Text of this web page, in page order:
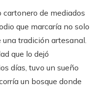
cartonero de mediados
que marcaría no solo
una tradición artesanal.
que lo dejó
días, tuvo un sueño
un bosque donde